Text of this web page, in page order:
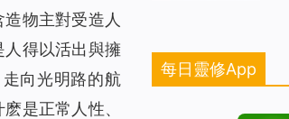
物主對受造人
得以活出與擁
向光明路的航
是正常人性、
每日靈修App